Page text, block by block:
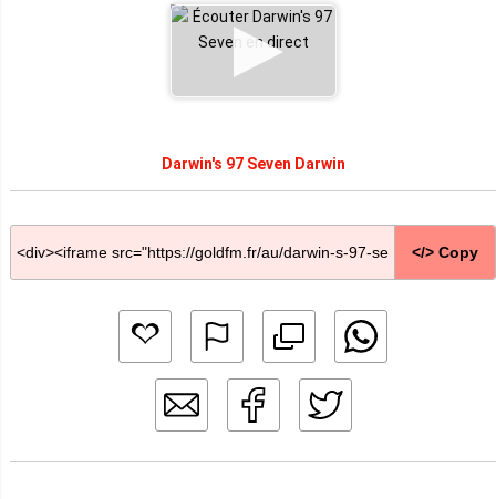
Darwin's 97 Seven Darwin
</> Copy